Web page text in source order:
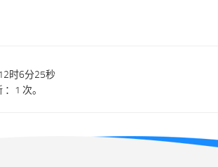
时6分25秒
1 次。